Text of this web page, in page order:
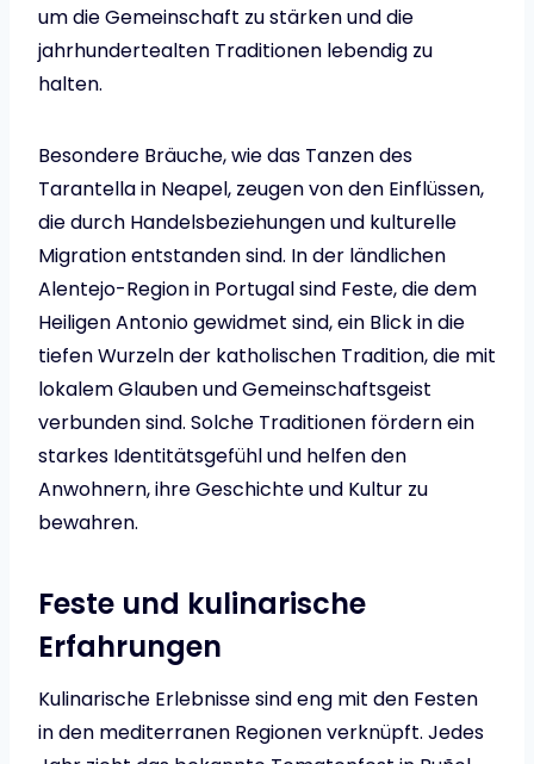
um die Gemeinschaft zu stärken und die
jahrhundertealten Traditionen lebendig zu
halten.
Besondere Bräuche, wie das Tanzen des
Tarantella in Neapel, zeugen von den Einflüssen,
die durch Handelsbeziehungen und kulturelle
Migration entstanden sind. In der ländlichen
Alentejo-Region in Portugal sind Feste, die dem
Heiligen Antonio gewidmet sind, ein Blick in die
tiefen Wurzeln der katholischen Tradition, die mit
lokalem Glauben und Gemeinschaftsgeist
verbunden sind. Solche Traditionen fördern ein
starkes Identitätsgefühl und helfen den
Anwohnern, ihre Geschichte und Kultur zu
bewahren.
Feste und kulinarische
Erfahrungen
Kulinarische Erlebnisse sind eng mit den Festen
in den mediterranen Regionen verknüpft. Jedes